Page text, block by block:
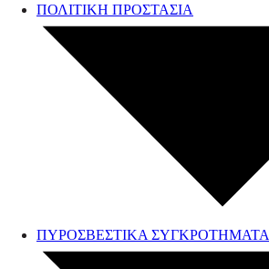
ΠΟΛΙΤΙΚΗ ΠΡΟΣΤΑΣΙΑ
ΠΥΡΟΣΒΕΣΤΙΚΑ ΣΥΓΚΡΟΤΗΜΑΤΑ